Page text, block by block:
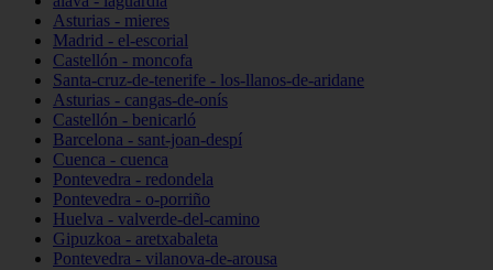
Asturias - mieres
Madrid - el-escorial
Castellón - moncofa
Santa-cruz-de-tenerife - los-llanos-de-aridane
Asturias - cangas-de-onís
Castellón - benicarló
Barcelona - sant-joan-despí
Cuenca - cuenca
Pontevedra - redondela
Pontevedra - o-porriño
Huelva - valverde-del-camino
Gipuzkoa - aretxabaleta
Pontevedra - vilanova-de-arousa